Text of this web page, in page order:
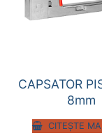
CAPSATOR
8mm
CITEȘTE